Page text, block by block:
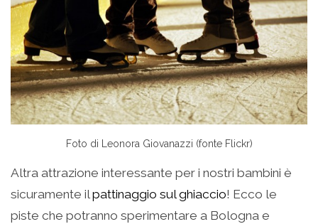
Foto di Leonora Giovanazzi (fonte Flickr)
Altra attrazione interessante per i nostri bambini è
sicuramente il pattinaggio sul ghiaccio! Ecco le
piste che potranno sperimentare a Bologna e